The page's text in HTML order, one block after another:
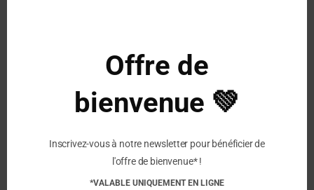
Facile à enfiler
Matière recyclable
Imperméable
Offre de
bienvenue 💚
Inscrivez-vous à notre newsletter pour bénéficier de
l'offre de bienvenue* !
*VALABLE UNIQUEMENT EN LIGNE